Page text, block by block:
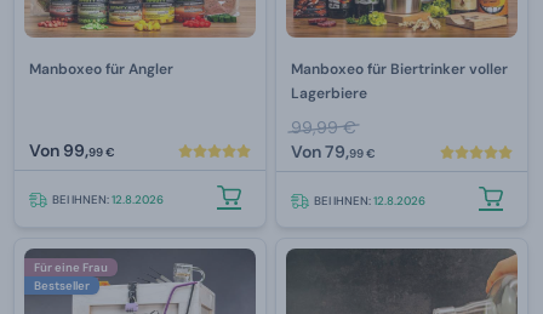
Manboxeo für Angler
Von 99,99 €
BEI IHNEN:12.8.2026
Manboxeo für Biertrinker voller
Lagerbiere
99,99 €
Von79,99 €
BEI IHNEN:12.8.2026
Für eine Frau
Bestseller